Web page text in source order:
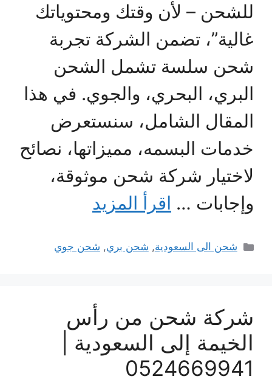
للشحن – لأن وقتك ومحتوياتك
غالية”، تضمن الشركة تجربة
شحن سلسة تشمل الشحن
البري، البحري، والجوي. في هذا
المقال الشامل، سنستعرض
خدمات البسمه، مميزاتها، نصائح
لاختيار شركة شحن موثوقة،
وإجابات … اقرأ المزيد
التصنيفات
شحن الى السعودية, شحن بري, شحن جوي
شركة شحن من رأس
الخيمة إلى السعودية |
0524669941